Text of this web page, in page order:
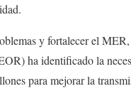
y fortalecer el
ha identificado la
para mejorar la